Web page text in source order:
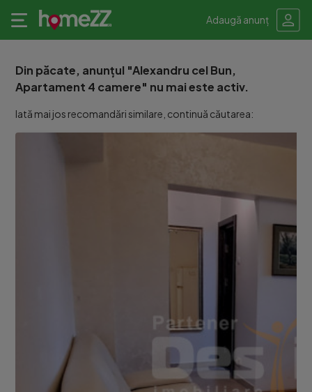
Adaugă anunț
Din păcate, anunțul "Alexandru cel Bun,
Apartament 4 camere" nu mai este activ.
Iată mai jos recomandări similare, continuă căutarea: